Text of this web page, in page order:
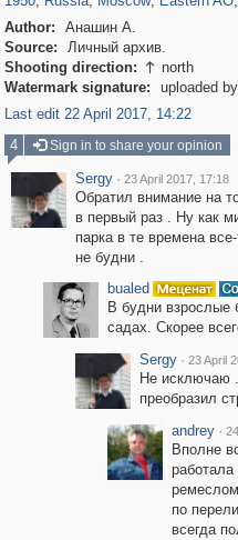
Author:
Анашин А.
Source:
Личный архив.
Shooting direction:  north
Watermark signature:
uploaded
Last edit 22 April 2017, 14:22
4
Sign in to share your opinion
Sergy · 23 April 2017, 17:18
Обратил внимание на
в первый раз . Ну как
парка в те времена
не будни .
bualed
В будни взрослые
садах. Скорее
Sergy · 23 April
Не исключаю
преобразил
andrey ·
Вполне
по
всегда